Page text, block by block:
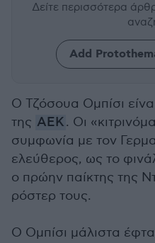
Δείτε περισσότερα
Add
Ο Τζόσουα Ομπίσι
της ΑΕΚ. Οι
συμφωνία με τον
ελεύθερος, ως το
ο πρώην παίκτης της
ρόστερ τους.
Ο Ομπίσι μάλιστα